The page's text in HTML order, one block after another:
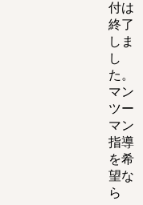
付は
終了
しま
し
た。
マン
ツー
マン
指導
を希
望な
ら